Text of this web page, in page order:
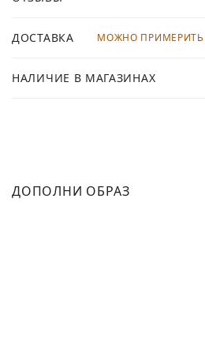
ДОСТАВКА МОЖНО ПРИМЕРИТЬ
НАЛИЧИЕ В МАГАЗИНАХ
ДОПОЛНИ ОБРАЗ